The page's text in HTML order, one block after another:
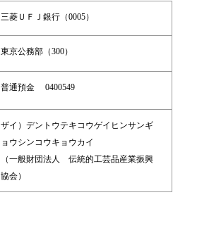
三菱ＵＦＪ銀行（0005）
東京公務部（300）
普通預金 0400549
ザイ）デントウテキコウゲイヒンサンギ
ョウシンコウキョウカイ
（一般財団法人 伝統的工芸品産業振興
協会）